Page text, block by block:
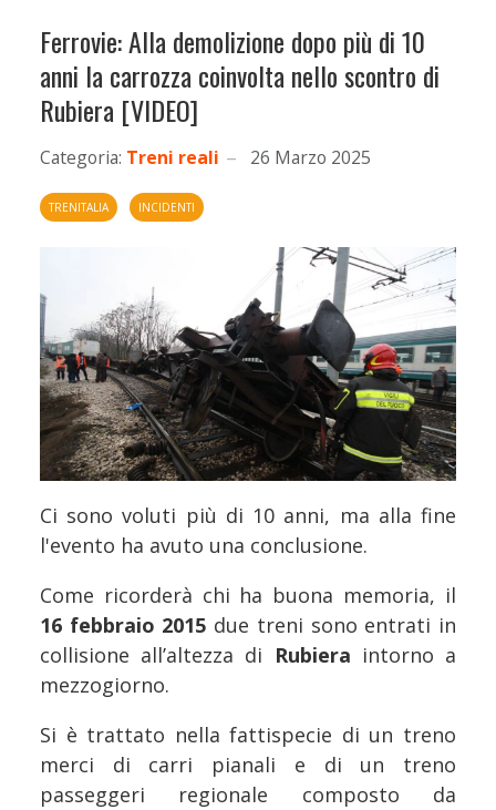
Ferrovie: Alla demolizione dopo più di 10
anni la carrozza coinvolta nello scontro di
Rubiera [VIDEO]
Categoria: Treni reali 26 Marzo 2025
TRENITALIA INCIDENTI
Ci sono voluti più di 10 anni, ma alla fine
l'evento ha avuto una conclusione.
Come ricorderà chi ha buona memoria, il
16 febbraio 2015 due treni sono entrati in
collisione all’altezza di Rubiera intorno a
mezzogiorno.
Si è trattato nella fattispecie di un treno
merci di carri pianali e di un treno
passeggeri regionale composto da